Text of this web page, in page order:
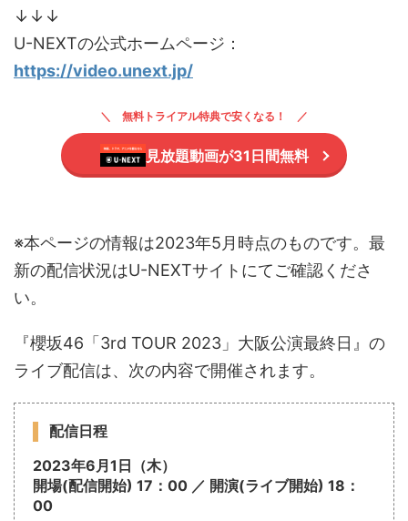
↓↓↓
U-NEXTの公式ホームページ：
https://video.unext.jp/
無料トライアル特典で安くなる！
見放題動画が31日間無料
※本ページの情報は2023年5月時点のものです。最
新の配信状況はU-NEXTサイトにてご確認くださ
い。
『櫻坂46「3rd TOUR 2023」大阪公演最終日』の
ライブ配信は、次の内容で開催されます。
配信日程
2023年6月1日（木）
開場(配信開始) 17：00 ／ 開演(ライブ開始) 18：
00